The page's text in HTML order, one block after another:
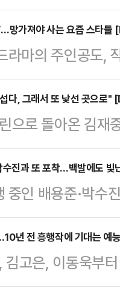
위원회 영화관입
일까지 3일간 71
관객 수는 87만
'는 주말 동안 18
했다. 신작 공세
어가고 있다.'와
망가져야 사는 요즘 스타들
라마의 주인공도,
다. ‘밈’을 기반
‘영리하게’ 활용
넘기며 사랑을 받
라마로 온라인상
진 무명배우 신서
계(허남준 분)의
다, 그래서 또 낯선 곳으로"
으로 돌아온 김재
: 악귀의 속삭임'
뒤, 박수무당 명
야기를 그린 작품
연출가로 평가
품은 단순히 악을
정을 들여다보는
진과 또 포착…백발에도 빛
중인 배용준·박수
러도 변함없는 아
에는 배용준 박수
즈에서 하선하는
이 무거운 짐을 옮
년 전 흥행작에 기대는 예
김고은, 이동욱부
드라마의 주인공